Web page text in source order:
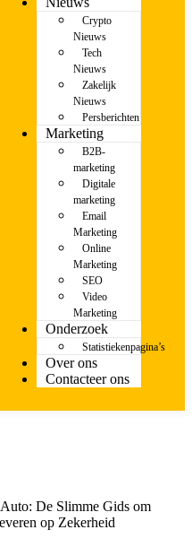
Crypto
Nieuws
Tech
Nieuws
Zakelijk
Nieuws
Persberichten
Marketing
B2B-
marketing
Digitale
marketing
Email
Marketing
Online
Marketing
SEO
Video
Marketing
Onderzoek
Statistiekenpagina’s
Over ons
Contacteer ons